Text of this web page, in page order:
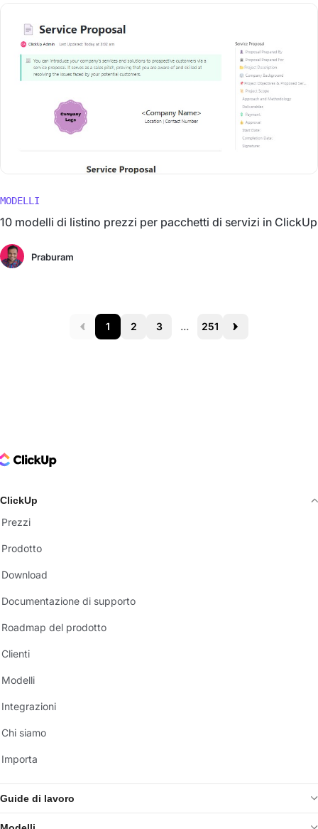
MODELLI
10 modelli di listino prezzi per pacchetti di servizi in ClickUp
Praburam
Prev 1 2 3 ... 251 Next
Logo
ClickUp
Prezzi
Prodotto
Download
Documentazione di supporto
Roadmap del prodotto
Clienti
Modelli
Integrazioni
Chi siamo
Importa
Guide di lavoro